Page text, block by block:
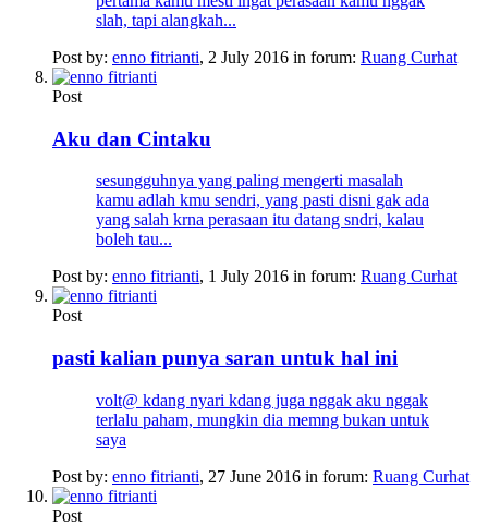
slah, tapi alangkah...
Post by: enno fitrianti, 2 July 2016 in forum: Ruang Curhat
Post
Aku dan Cintaku
sesungguhnya yang paling mengerti masalah
kamu adlah kmu sendri, yang pasti disni gak ada
yang salah krna perasaan itu datang sndri, kalau
boleh tau...
Post by: enno fitrianti, 1 July 2016 in forum: Ruang Curhat
Post
pasti kalian punya saran untuk hal ini
volt@ kdang nyari kdang juga nggak aku nggak
terlalu paham, mungkin dia memng bukan untuk
saya
Post by: enno fitrianti, 27 June 2016 in forum: Ruang Curhat
Post